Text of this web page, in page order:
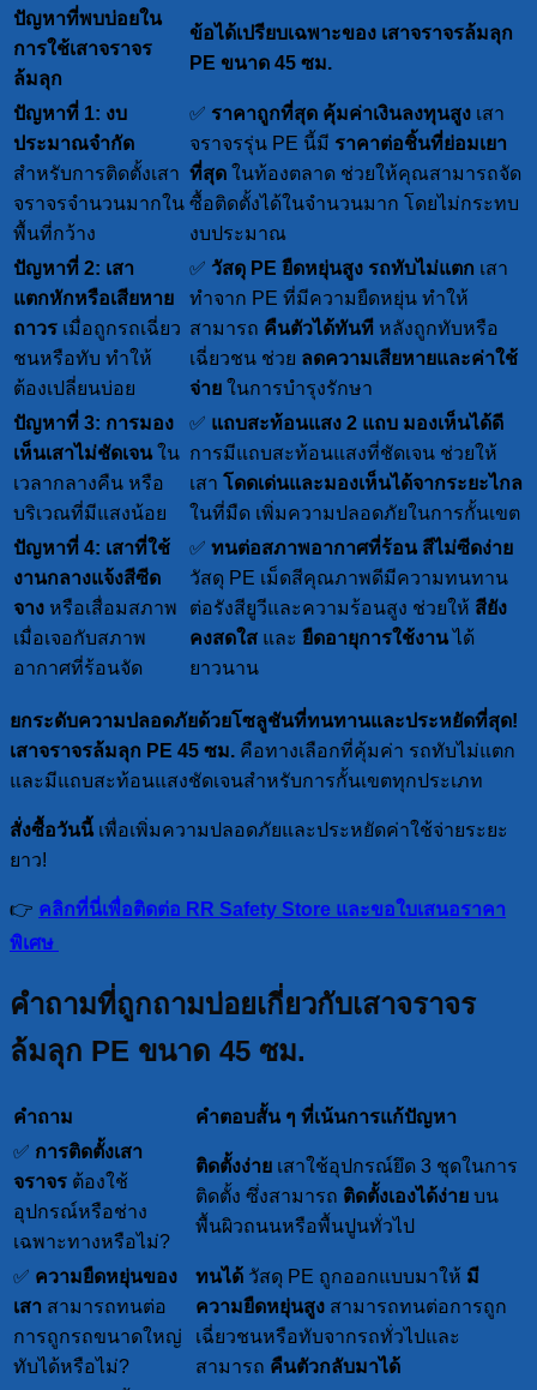
ปัญหาที่พบบ่อยใน
การใช้เสาจราจร
ล้มลุก
ข้อได้เปรียบเฉพาะของ เสาจราจรล้มลุก
PE ขนาด 45 ซม.
ปัญหาที่ 1: งบ
ประมาณจำกัด
สำหรับการติดตั้งเสา
จราจรจำนวนมากใน
พื้นที่กว้าง
✅ ราคาถูกที่สุด คุ้มค่าเงินลงทุนสูง เสา
จราจรรุ่น PE นี้มี ราคาต่อชิ้นที่ย่อมเยา
ที่สุด ในท้องตลาด ช่วยให้คุณสามารถจัด
ซื้อติดตั้งได้ในจำนวนมาก โดยไม่กระทบ
งบประมาณ
ปัญหาที่ 2: เสา
แตกหักหรือเสียหาย
ถาวร เมื่อถูกรถเฉี่ยว
ชนหรือทับ ทำให้
ต้องเปลี่ยนบ่อย
✅ วัสดุ PE ยืดหยุ่นสูง รถทับไม่แตก เสา
ทำจาก PE ที่มีความยืดหยุ่น ทำให้
สามารถ คืนตัวได้ทันที หลังถูกทับหรือ
เฉี่ยวชน ช่วย ลดความเสียหายและค่าใช้
จ่าย ในการบำรุงรักษา
ปัญหาที่ 3: การมอง
เห็นเสาไม่ชัดเจนใน
เวลากลางคืน หรือ
บริเวณที่มีแสงน้อย
✅ แถบสะท้อนแสง 2 แถบ มองเห็นได้ดี
การมีแถบสะท้อนแสงที่ชัดเจน ช่วยให้
เสา โดดเด่นและมองเห็นได้จากระยะไกล
ในที่มืด เพิ่มความปลอดภัยในการกั้นเขต
ปัญหาที่ 4: เสาที่ใช้
งานกลางแจ้งสีซีด
จาง หรือเสื่อมสภาพ
เมื่อเจอกับสภาพ
อากาศที่ร้อนจัด
✅ ทนต่อสภาพอากาศที่ร้อน สีไม่ซีดง่าย
วัสดุ PE เม็ดสีคุณภาพดีมีความทนทาน
ต่อรังสียูวีและความร้อนสูง ช่วยให้ สียัง
คงสดใส และ ยืดอายุการใช้งานได้
ยาวนาน
ยกระดับความปลอดภัยด้วยโซลูชันที่ทนทานและประหยัดที่สุด!
เสาจราจรล้มลุก PE 45 ซม. คือทางเลือกที่คุ้มค่า รถทับไม่แตก
และมีแถบสะท้อนแสงชัดเจนสำหรับการกั้นเขตทุกประเภท
สั่งซื้อวันนี้เพื่อเพิ่มความปลอดภัยและประหยัดค่าใช้จ่ายระยะ
ยาว!
👉 คลิกที่นี่เพื่อติดต่อ RR Safety Store และขอใบเสนอราคา
พิเศษ
คำถามที่ถูกถามบ่อยเกี่ยวกับเสาจราจร
ล้มลุก PE ขนาด 45 ซม.
คำถาม
คำตอบสั้น ๆ ที่เน้นการแก้ปัญหา
✅ การติดตั้งเสา
จราจร ต้องใช้
อุปกรณ์หรือช่าง
เฉพาะทางหรือไม่?
ติดตั้งง่าย เสาใช้อุปกรณ์ยึด 3 ชุดในการ
ติดตั้ง ซึ่งสามารถ ติดตั้งเองได้ง่าย บน
พื้นผิวถนนหรือพื้นปูนทั่วไป
✅ ความยืดหยุ่นของ
เสา สามารถทนต่อ
การถูกรถขนาดใหญ่
ทับได้หรือไม่?
ทนได้ วัสดุ PE ถูกออกแบบมาให้ มี
ความยืดหยุ่นสูง สามารถทนต่อการถูก
เฉี่ยวชนหรือทับจากรถทั่วไปและ
สามารถ คืนตัวกลับมาได้